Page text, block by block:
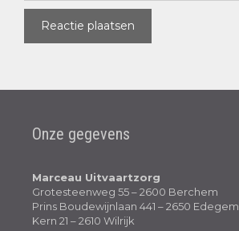
Onze gegevens
Marceau Uitvaartzorg
Grotesteenweg 55 – 2600 Berchem
Prins Boudewijnlaan 441 – 2650 Edegem
Kern 21 – 2610 Wilrijk